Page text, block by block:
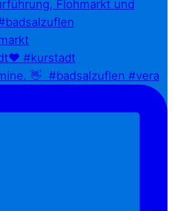
👋⁠ ⁠ #badsalzuflen #vera